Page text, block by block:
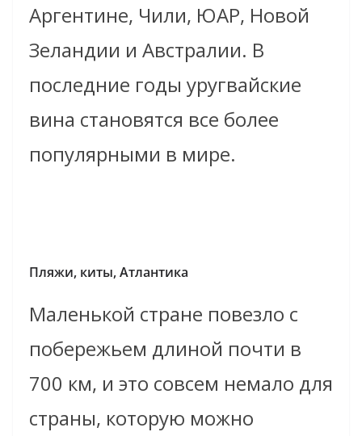
Аргентине, Чили, ЮАР, Новой
Зеландии и Австралии. В
последние годы уругвайские
вина становятся все более
популярными в мире.
Пляжи, киты, Атлантика
Маленькой стране повезло с
побережьем длиной почти в
700 км, и это совсем немало для
страны, которую можно